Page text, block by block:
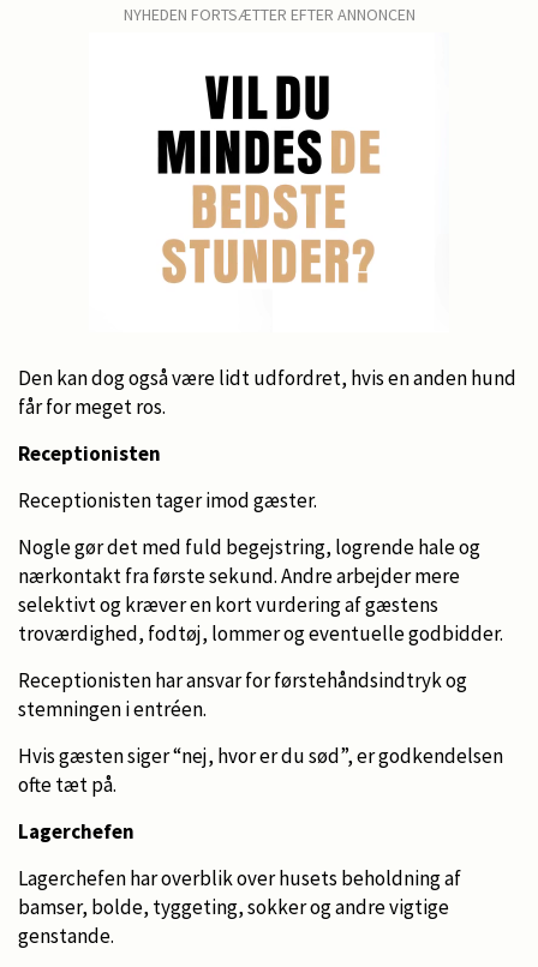
NYHEDEN FORTSÆTTER EFTER ANNONCEN
Den kan dog også være lidt udfordret, hvis en anden hund
får for meget ros.
Receptionisten
Receptionisten tager imod gæster.
Nogle gør det med fuld begejstring, logrende hale og
nærkontakt fra første sekund. Andre arbejder mere
selektivt og kræver en kort vurdering af gæstens
troværdighed, fodtøj, lommer og eventuelle godbidder.
Receptionisten har ansvar for førstehåndsindtryk og
stemningen i entréen.
Hvis gæsten siger “nej, hvor er du sød”, er godkendelsen
ofte tæt på.
Lagerchefen
Lagerchefen har overblik over husets beholdning af
bamser, bolde, tyggeting, sokker og andre vigtige
genstande.